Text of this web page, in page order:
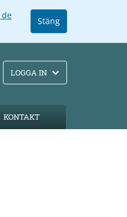
Stäng
LOGGA IN
KONTAKT